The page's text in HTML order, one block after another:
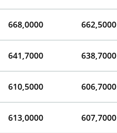
668,0000 662,5000
641,7000 638,7000
610,5000 606,7000
613,0000 607,7000